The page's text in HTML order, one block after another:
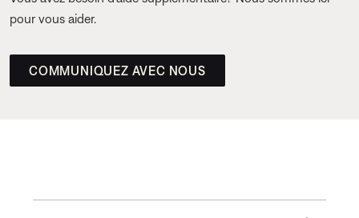
pour vous aider.
COMMUNIQUEZ AVEC NOUS